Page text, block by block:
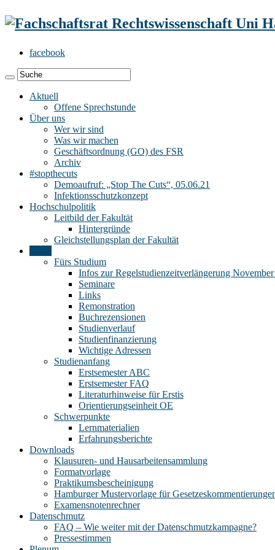
facebook
Aktuell
Offene Sprechstunde
Über uns
Wer wir sind
Was wir machen
Geschäftsordnung (GO) des FSR
Archiv
#stopthecuts
Demoaufruf: „Stop The Cuts“, 05.06.21
Infektionsschutzkonzept
Hochschulpolitik
Leitbild der Fakultät
Hintergründe
Gleichstellungsplan der Fakultät
Fürs Studium
Infos zur Regelstudienzeitverlängerung
Seminare
Links
Remonstration
Buchrezensionen
Studienverlauf
Studienfinanzierung
Wichtige Adressen
Studienanfang
Erstsemester ABC
Erstsemester FAQ
Literaturhinweise für Erstis
Orientierungseinheit OE
Schwerpunkte
Lernmaterialien
Erfahrungsberichte
Downloads
Klausuren- und Hausarbeitensammlung
Formatvorlage
Praktikumsbescheinigung
Hamburger Mustervorlage für
Examensnotenrechner
Datenschmutz
FAQ – Wie weiter mit der Datenschmutzkampagne?
Pressestimmen